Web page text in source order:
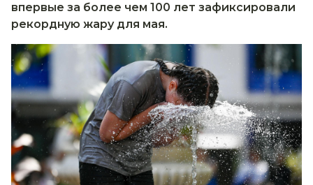
впервые за более чем 100 лет зафиксировали
рекордную жару для мая.